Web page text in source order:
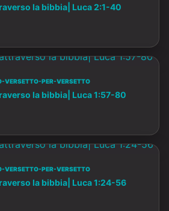
la bibbia| Luca 2:1-40
PER-VERSETTO
la bibbia| Luca 1:57-80
PER-VERSETTO
la bibbia| Luca 1:24-56